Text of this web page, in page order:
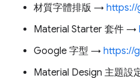
材質字體排版 → https://
Material Starter 套件 →
Google 字型 → https://
Material Design 主題設